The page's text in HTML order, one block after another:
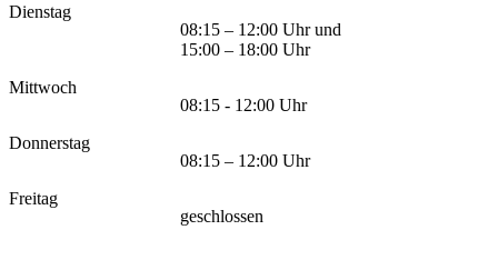
Dienstag
08:15 – 12:00 Uhr und
15:00 – 18:00 Uhr
Mittwoch
08:15 - 12:00 Uhr
Donnerstag
08:15 – 12:00 Uhr
Freitag
geschlossen